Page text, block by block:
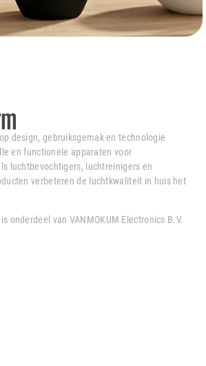
design, gebruiksgemak en technologie
en functionele apparaten voor
luchtbevochtigers, luchtreinigers en
verbeteren de luchtkwaliteit in huis het
onderdeel van VANMOKUM Electronics B.V.